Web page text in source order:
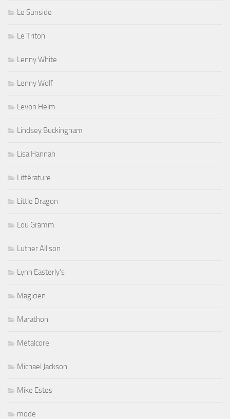
Le Sunside
Le Triton
Lenny White
Lenny Wolf
Levon Helm
Lindsey Buckingham
Lisa Hannah
Littérature
Little Dragon
Lou Gramm
Luther Allison
Lynn Easterly's
Magicien
Marathon
Metalcore
Michael Jackson
Mike Estes
mode